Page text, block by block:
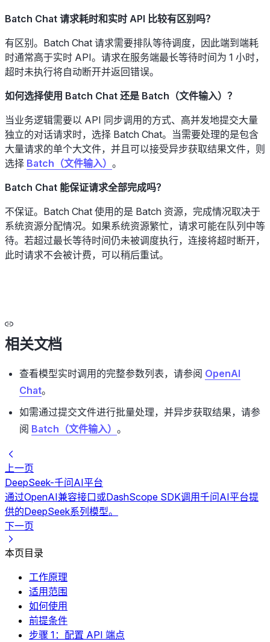
Batch Chat 请求耗时和实时 API 比较有区别吗？
有区别。Batch Chat 请求需要排队等待调度，因此端到端耗
时通常高于实时 API。请求在服务端最长等待时间为 1 小时，
超时未执行将自动断开并返回错误。
如何选择使用 Batch Chat 还是 Batch（文件输入）？
当业务逻辑需要以 API 同步调用的方式、高并发地提交大量
独立的对话请求时，选择 Batch Chat。当需要处理的是包含
大量请求的单个大文件，并且可以接受异步获取结果文件，则
选择 Batch（文件输入） 。
Batch Chat 能保证请求全部完成吗？
不保证。Batch Chat 使用的是 Batch 资源，完成情况取决于
系统资源分配情况。如果系统资源繁忙，请求可能在队列中等
待。若超过最长等待时间仍未被调度执行，连接将超时断开，
此时请求不会被计费，可以稍后重试。
相关文档
查看模型实时调用的完整参数列表，请参阅 OpenAI
Chat。
如需通过提交文件进行批量处理，并异步获取结果，请参
阅 Batch（文件输入） 。
上一页
DeepSeek-千问AI平台
通过OpenAI兼容接口或DashScope SDK调用千问AI平台提
供的DeepSeek系列模型。
下一页
本页目录
工作原理
适用范围
如何使用
前提条件
步骤 1：配置 API 端点